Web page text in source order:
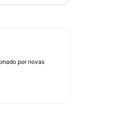
por novas